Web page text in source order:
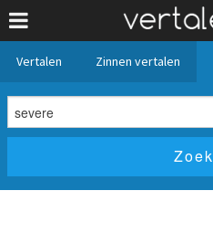
Vertalen Zinnen vertalen